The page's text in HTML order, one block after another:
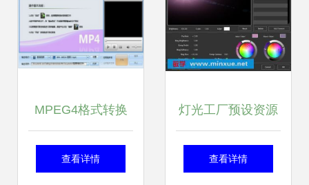
MPEG4格式转换
器 让多媒体播放无
查看详情
灯光工厂预设资源
下载 技术与版权边
查看详情